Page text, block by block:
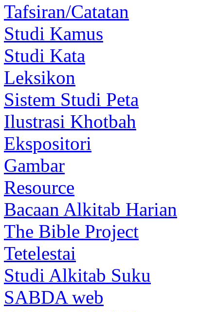
Tafsiran/Catatan
Studi Kamus
Studi Kata
Leksikon
Sistem Studi Peta
Ilustrasi Khotbah
Ekspositori
Gambar
Resource
Bacaan Alkitab Harian
The Bible Project
Tetelestai
Studi Alkitab Suku
SABDA web